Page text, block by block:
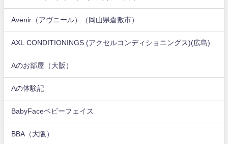
Avenir（アヴニール）（岡山県倉敷市）
AXL CONDITIONINGS (アクセルコンディショニングス)(広島)
Aのお部屋（大阪）
Aの体験記
BabyFaceベビーフェイス
BBA（大阪）